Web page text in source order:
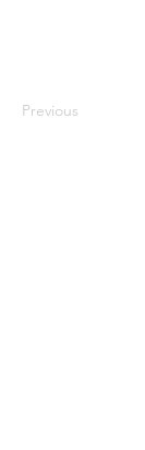
Previous